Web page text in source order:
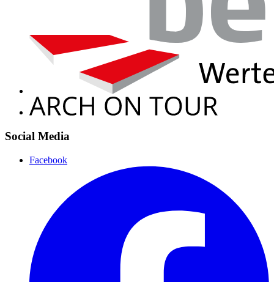
Social Media
Facebook